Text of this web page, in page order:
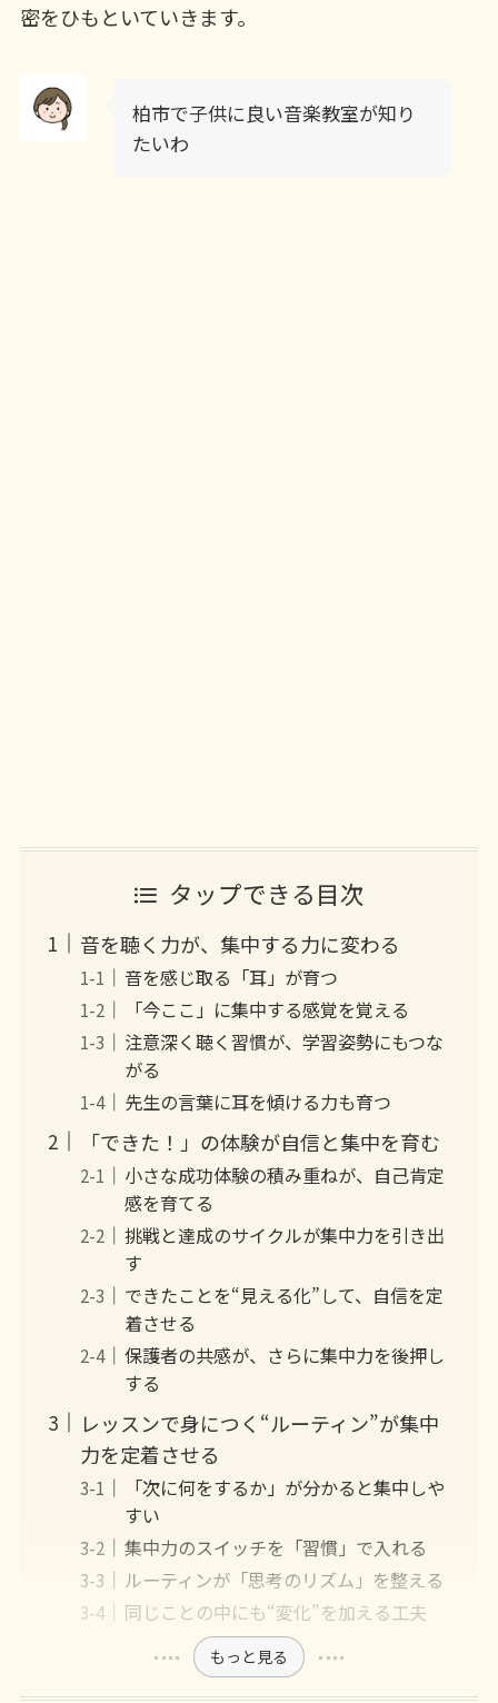
密をひもといていきます。
柏市で子供に良い音楽教室が知り
たいわ
タップできる目次
音を聴く力が、集中する力に変わる
音を感じ取る「耳」が育つ
「今ここ」に集中する感覚を覚える
注意深く聴く習慣が、学習姿勢にもつな
がる
先生の言葉に耳を傾ける力も育つ
「できた！」の体験が自信と集中を育む
小さな成功体験の積み重ねが、自己肯定
感を育てる
挑戦と達成のサイクルが集中力を引き出
す
できたことを“見える化”して、自信を定
着させる
保護者の共感が、さらに集中力を後押し
する
レッスンで身につく“ルーティン”が集中
力を定着させる
「次に何をするか」が分かると集中しや
すい
集中力のスイッチを「習慣」で入れる
ルーティンが「思考のリズム」を整える
同じことの中にも“変化”を加える工夫
もっと見る